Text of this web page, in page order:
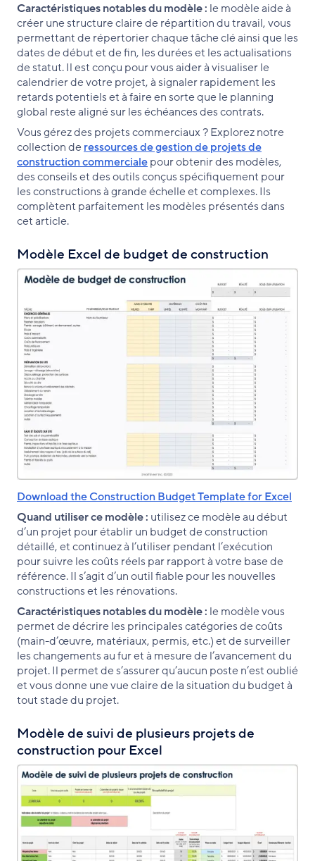
Caractéristiques notables du modèle : le modèle aide à
créer une structure claire de répartition du travail, vous
permettant de répertorier chaque tâche clé ainsi que les
dates de début et de fin, les durées et les actualisations
de statut. Il est conçu pour vous aider à visualiser le
calendrier de votre projet, à signaler rapidement les
retards potentiels et à faire en sorte que le planning
global reste aligné sur les échéances des contrats.
Vous gérez des projets commerciaux ? Explorez notre
collection deressources de gestion de projets de
construction commercialepour obtenir des modèles,
des conseils et des outils conçus spécifiquement pour
les constructions à grande échelle et complexes. Ils
complètent parfaitement les modèles présentés dans
cet article.
Modèle Excel de budget de construction
Download the Construction Budget Template for Excel
Quand utiliser ce modèle : utilisez ce modèle au début
d’un projet pour établir un budget de construction
détaillé, et continuez à l’utiliser pendant l’exécution
pour suivre les coûts réels par rapport à votre base de
référence. Il s’agit d’un outil fiable pour les nouvelles
constructions et les rénovations.
Caractéristiques notables du modèle : le modèle vous
permet de décrire les principales catégories de coûts
(main-d’œuvre, matériaux, permis, etc.) et de surveiller
les changements au fur et à mesure de l’avancement du
projet. Il permet de s’assurer qu’aucun poste n’est oublié
et vous donne une vue claire de la situation du budget à
tout stade du projet.
Modèle de suivi de plusieurs projets de
construction pour Excel